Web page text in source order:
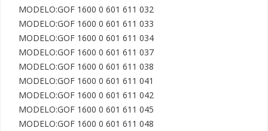
MODELO:GOF 1600 0 601 611 032
MODELO:GOF 1600 0 601 611 033
MODELO:GOF 1600 0 601 611 034
MODELO:GOF 1600 0 601 611 037
MODELO:GOF 1600 0 601 611 038
MODELO:GOF 1600 0 601 611 041
MODELO:GOF 1600 0 601 611 042
MODELO:GOF 1600 0 601 611 045
MODELO:GOF 1600 0 601 611 048